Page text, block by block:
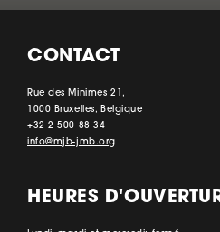
CONTACT
Rue des Minimes 21,
1000 Bruxelles, Belgique
+32 2 500 88 34
info@mjb-jmb.org
HEURES